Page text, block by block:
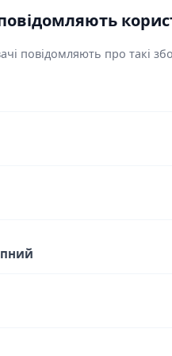
повідомляють про такі